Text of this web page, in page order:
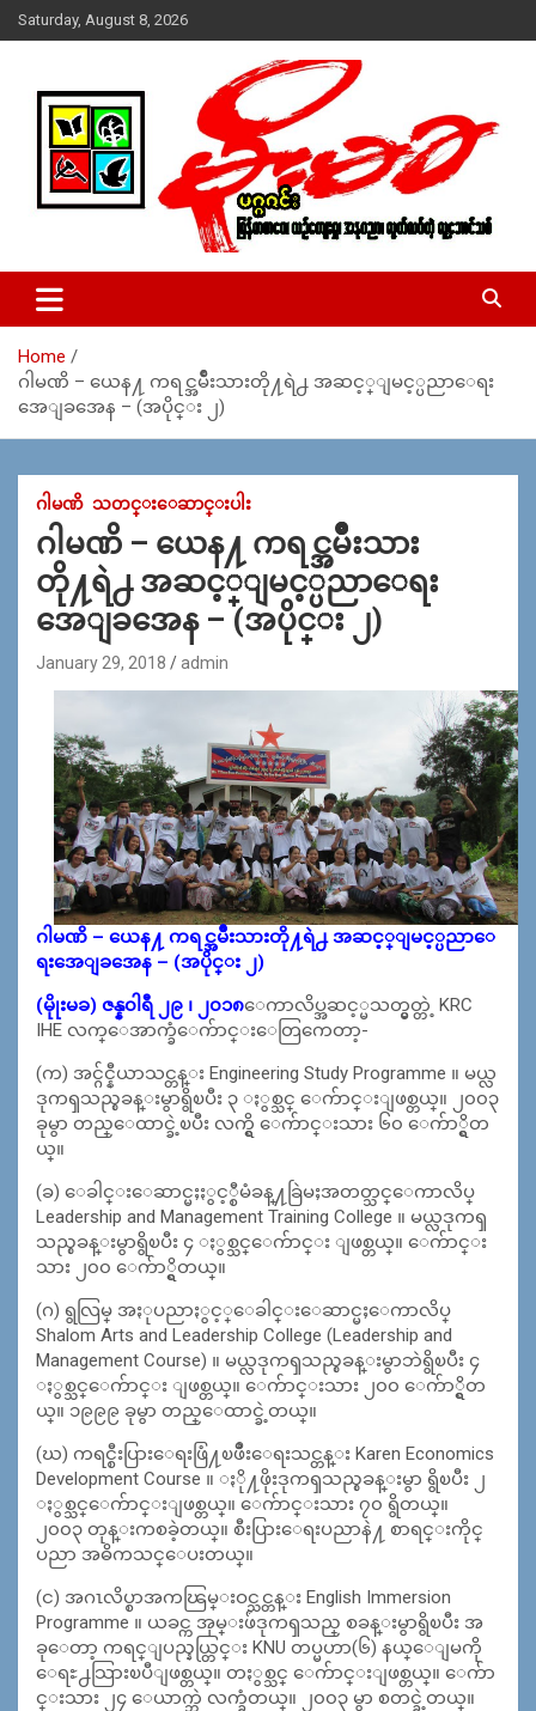
Skip
to
Saturday, August 8, 2026
MoeMaKa Burmese News &
Media
ယ္ေရး – အမွတ္ ၂၅၄၊ ပထပ္၊ လမ္း ၄၀၊ ေက်ာက္တံတား၊ ရန္ကုန္။
(ဖုုံး – ၀၉ ၂၅၂ ၂၄၉ ၀၉၄ ၊ ၀၉ ၄၂၁ ၇၄၃ ၇၅၃ ၊ ၀၉ ၅၀၄ ၁၀ ၅၈) ျ
ဇာေစ်းသစ္ ။ ၀၉ ၇၈၆၈၃၇ ၃၀၅ / ၀၉ ၉၆၃၆၉၉၈၃၄
Home
ဂါမဏိ – ယေန႔ ကရင္အမ်ဳိးသားတို႔ရဲ႕ အဆင့္ျမင့္ပညာေရး
အေျခအေန – (အပိုင္း ၂)
ဂါမဏိ သတင္းေဆာင္းပါး
ဂါမဏိ – ယေန႔ ကရင္အမ်ဳိးသား
တို႔ရဲ႕ အဆင့္ျမင့္ပညာေရး
အေျခအေန – (အပိုင္း ၂)
January 29, 2018 admin
ဂါမဏိ – ယေန႔ ကရင္အမ်ဳိးသားတို႔ရဲ႕ အဆင့္ျမင့္ပညာေ
ရးအေျခအေန – (အပိုင္း ၂)
(မိုုးမခ) ဇန္န၀ါရီ ၂၉ ၊ ၂၀၁၈ေကာလိပ္အဆင့္မသတ္မွတ္တဲ့ KRC
IHE လက္ေအာက္ခံေက်ာင္းေတြကေတာ့-
(က) အင္ဂ်င္နီယာသင္တန္း Engineering Study Programme ။ မယ္လ
ဒုကၡသည္စခန္းမွာရွိၿပီး ၃ ႏွစ္သင္ ေက်ာင္းျဖစ္တယ္။ ၂၀၀၃
ခုမွာ တည္ေထာင္ခဲ့ၿပီး လက္ရွိ ေက်ာင္းသား ၆၀ ေက်ာ္ရွိတ
ယ္။
(ခ) ေခါင္းေဆာင္မႈႏွင့္စီမံခန္႔ခြဲမႈအတတ္သင္ေကာလိပ္
Leadership and Management Training College ။ မယ္လဒုကၡ
သည္စခန္းမွာရွိၿပီး ၄ ႏွစ္သင္ေက်ာင္း ျဖစ္တယ္။ ေက်ာင္း
သား ၂၀၀ ေက်ာ္ရွိတယ္။
(ဂ) ရွလြမ္ အႏုပညာႏွင့္ေခါင္းေဆာင္မႈေကာလိပ္
Shalom Arts and Leadership College (Leadership and
Management Course) ။ မယ္လဒုကၡသည္စခန္းမွာဘဲရွိၿပီး ၄
ႏွစ္သင္ေက်ာင္း ျဖစ္တယ္။ ေက်ာင္းသား ၂၀၀ ေက်ာ္ရွိတ
ယ္။ ၁၉၉၉ ခုမွာ တည္ေထာင္ခဲ့တယ္။
(ဃ) ကရင္စီးပြားေရးဖြံ႔ၿဖိဳးေရးသင္တန္း Karen Economics
Development Course ။ ႏို႔ဖိုးဒုကၡသည္စခန္းမွာ ရွိၿပီး ၂
ႏွစ္သင္ေက်ာင္းျဖစ္တယ္။ ေက်ာင္းသား ၇၀ ရွိတယ္။
၂၀၀၃ တုန္းကစခဲ့တယ္။ စီးပြားေရးပညာနဲ႔ စာရင္းကိုင္
ပညာ အဓိကသင္ေပးတယ္။
(င) အဂၤလိပ္စာအကၽြမ္းဝင္သင္တန္း English Immersion
Programme ။ ယခင္က အုမ္းဖ်ံဒုကၡသည္ စခန္းမွာရွိၿပီး အ
ခုေတာ့ ကရင္ျပည္နယ္တြင္း KNU တပ္မဟာ(၆) နယ္ေျမကို
ေရႊ႕သြားၿပီျဖစ္တယ္။ တႏွစ္သင္ ေက်ာင္းျဖစ္တယ္။ ေက်ာ
င္းသား ၂၄ ေယာက္ဘဲ လက္ခံတယ္။ ၂၀၀၃ မွာ စတင္ခဲ့တယ္။